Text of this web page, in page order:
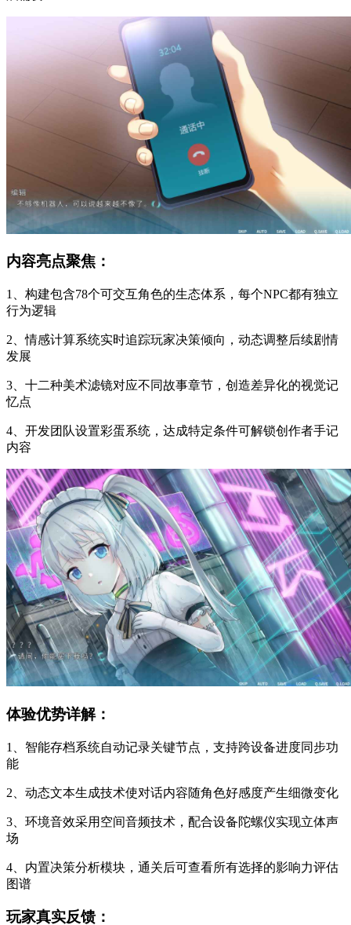
内容亮点聚焦：
1、构建包含78个可交互角色的生态体系，每个NPC都有独立
行为逻辑
2、情感计算系统实时追踪玩家决策倾向，动态调整后续剧情
发展
3、十二种美术滤镜对应不同故事章节，创造差异化的视觉记
忆点
4、开发团队设置彩蛋系统，达成特定条件可解锁创作者手记
内容
体验优势详解：
1、智能存档系统自动记录关键节点，支持跨设备进度同步功
能
2、动态文本生成技术使对话内容随角色好感度产生细微变化
3、环境音效采用空间音频技术，配合设备陀螺仪实现立体声
场
4、内置决策分析模块，通关后可查看所有选择的影响力评估
图谱
玩家真实反馈：